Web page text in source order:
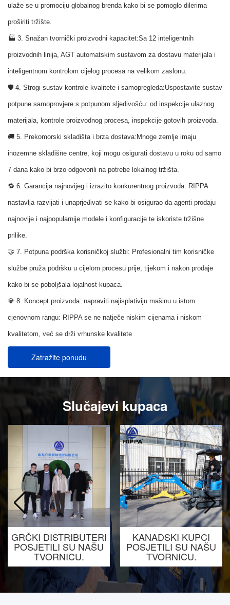
ulaže se u promociju globalnog brenda kako bi se pomoglo dilerima
proširiti tržište.
🏭 3. Snažan tvornički proizvodni kapacitet:Sa 12 inteligentnih
proizvodnih linija, AGT automatskim sustavom za dostavu materijala i
inteligentnom kontrolom cijelog procesa na velikom zaslonu.
🛡 4. Strogi sustav kontrole kvalitete i samopregleda:Uspostavite sustav
potpune samoprovjere s potpunom sljedivošću: od inspekcije ulaznog
materijala, kontrole proizvodnog procesa, inspekcije gotovih proizvoda.
🚚 5. Prekomorski skladišta i brza dostava: Mnoge zemlje imaju
inozemne skladišne centre, koji mogu osigurati dostavu u roku od samo
7 dana kako bi brzo odgovorili na potrebe lokalnog tržišta.
🔁 6. Garancija najnovijeg i izrazito konkurentnog proizvoda: RIPPA
nastavlja razvijati i unaprjeđivati se kako bi osigurao da agenti prodaju
najnovije i najpopularnije modele i konfiguracije te iskoriste tržišne
prilike.
🤝 7. Potpuna podrška korisničkoj službi: Profesionalni tim korisničke
službe pruža podršku u cijelom procesu prije, tijekom i nakon prodaje
kako bi se poboljšala lojalnost kupaca.
💎 8. Koncept proizvoda: napraviti najisplativiju mašinu u istom
cjenovnom rangu: RIPPA se ne natječe niskim cijenama i niskom
kvalitetom, već se drži vrhunske kvalitete
Zatražite ponudu
Slučajevi kupaca
GRČKI DISTRIBUTERI
POSJETILI SU NAŠU
TVORNICU.
KANADSKI KUPCI
POSJETILI SU NAŠU
TVORNICU.